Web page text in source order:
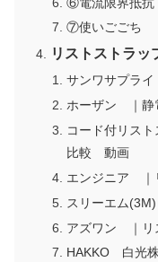
⑦使いごごち
リストストラッ
サンワサプラ
ホーザン ｜静
コード付リス
比較 動画
エンジニア ｜
スリーエム
アズワン ｜リ
HAKKO 白光